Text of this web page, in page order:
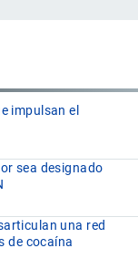
impulsan el
sea designado
una red
de cocaína